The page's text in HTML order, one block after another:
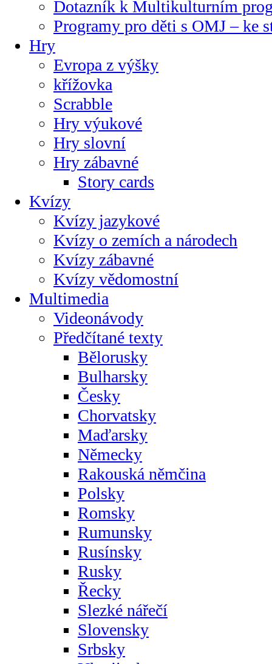
Dotazník k Multikulturním
Programy pro děti s OMJ – ke
Hry
Evropa z výšky
křížovka
Scrabble
Hry výukové
Hry slovní
Hry zábavné
Story cards
Kvízy
Kvízy jazykové
Kvízy o zemích a národech
Kvízy zábavné
Kvízy vědomostní
Multimedia
Videonávody
Předčítané texty
Bělorusky
Bulharsky
Česky
Chorvatsky
Maďarsky
Německy
Rakouská němčina
Polsky
Romsky
Rumunsky
Rusínsky
Rusky
Řecky
Slezké nářečí
Slovensky
Srbsky